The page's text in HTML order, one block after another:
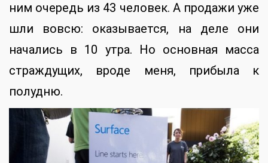
ним очередь из 43 человек. А продажи уже
шли вовсю: оказывается, на деле они
начались в 10 утра. Но основная масса
страждущих, вроде меня, прибыла к
полудню.